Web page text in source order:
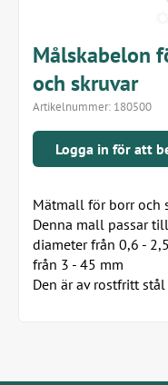
Målskabelon
och skruvar
Artikelnummer: 180500
Logga in för att
Mätmall för borr och
Denna mall passar
diameter från 0,6 -
från 3 - 45 mm
Den är av rostfritt stål